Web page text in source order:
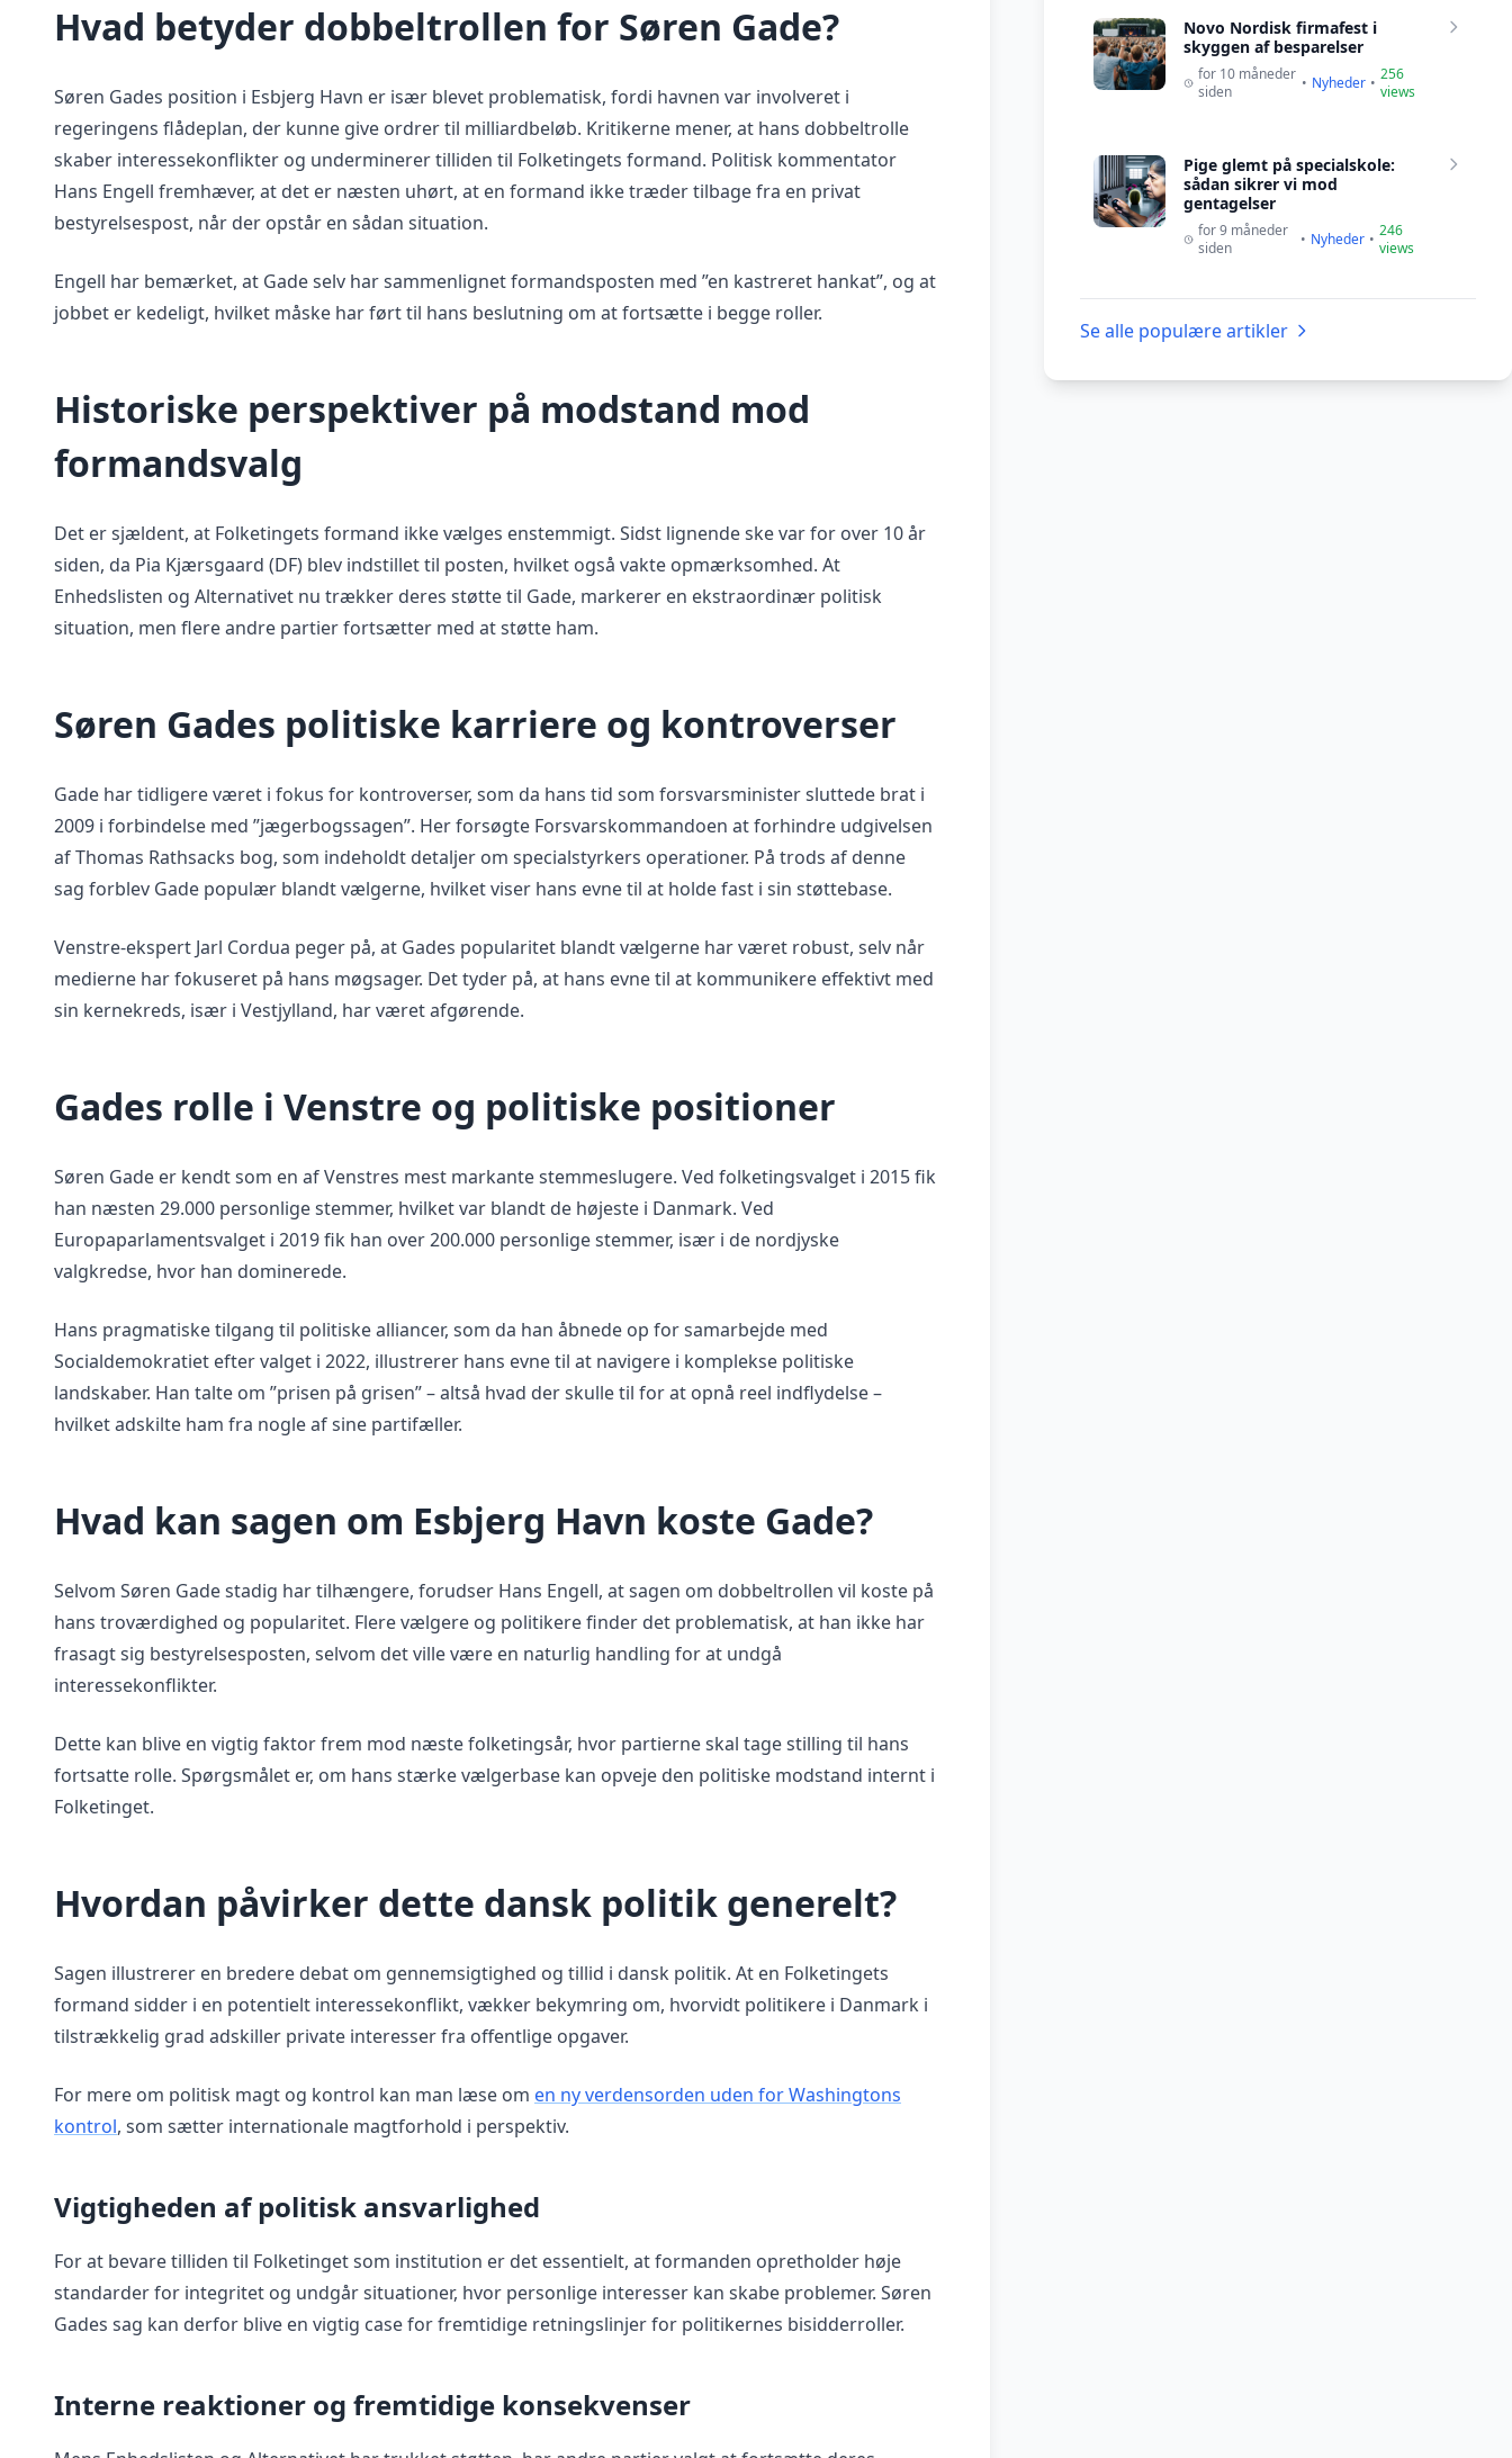
Hvad betyder dobbeltrollen for Søren Gade?
Søren Gades position i Esbjerg Havn er især blevet problematisk, fordi havnen var involveret i
regeringens flådeplan, der kunne give ordrer til milliardbeløb. Kritikerne mener, at hans dobbeltrolle
skaber interessekonflikter og underminerer tilliden til Folketingets formand. Politisk kommentator
Hans Engell fremhæver, at det er næsten uhørt, at en formand ikke træder tilbage fra en privat
bestyrelsespost, når der opstår en sådan situation.
Engell har bemærket, at Gade selv har sammenlignet formandsposten med ”en kastreret hankat”, og at
jobbet er kedeligt, hvilket måske har ført til hans beslutning om at fortsætte i begge roller.
Historiske perspektiver på modstand mod
formandsvalg
Det er sjældent, at Folketingets formand ikke vælges enstemmigt. Sidst lignende ske var for over 10 år
siden, da Pia Kjærsgaard (DF) blev indstillet til posten, hvilket også vakte opmærksomhed. At
Enhedslisten og Alternativet nu trækker deres støtte til Gade, markerer en ekstraordinær politisk
situation, men flere andre partier fortsætter med at støtte ham.
Søren Gades politiske karriere og kontroverser
Gade har tidligere været i fokus for kontroverser, som da hans tid som forsvarsminister sluttede brat i
2009 i forbindelse med ”jægerbogssagen”. Her forsøgte Forsvarskommandoen at forhindre udgivelsen
af Thomas Rathsacks bog, som indeholdt detaljer om specialstyrkers operationer. På trods af denne
sag forblev Gade populær blandt vælgerne, hvilket viser hans evne til at holde fast i sin støttebase.
Venstre-ekspert Jarl Cordua peger på, at Gades popularitet blandt vælgerne har været robust, selv når
medierne har fokuseret på hans møgsager. Det tyder på, at hans evne til at kommunikere effektivt med
sin kernekreds, især i Vestjylland, har været afgørende.
Gades rolle i Venstre og politiske positioner
Søren Gade er kendt som en af Venstres mest markante stemmeslugere. Ved folketingsvalget i 2015 fik
han næsten 29.000 personlige stemmer, hvilket var blandt de højeste i Danmark. Ved
Europaparlamentsvalget i 2019 fik han over 200.000 personlige stemmer, især i de nordjyske
valgkredse, hvor han dominerede.
Hans pragmatiske tilgang til politiske alliancer, som da han åbnede op for samarbejde med
Socialdemokratiet efter valget i 2022, illustrerer hans evne til at navigere i komplekse politiske
landskaber. Han talte om ”prisen på grisen” – altså hvad der skulle til for at opnå reel indflydelse –
hvilket adskilte ham fra nogle af sine partifæller.
Hvad kan sagen om Esbjerg Havn koste Gade?
Selvom Søren Gade stadig har tilhængere, forudser Hans Engell, at sagen om dobbeltrollen vil koste på
hans troværdighed og popularitet. Flere vælgere og politikere finder det problematisk, at han ikke har
frasagt sig bestyrelsesposten, selvom det ville være en naturlig handling for at undgå
interessekonflikter.
Dette kan blive en vigtig faktor frem mod næste folketingsår, hvor partierne skal tage stilling til hans
fortsatte rolle. Spørgsmålet er, om hans stærke vælgerbase kan opveje den politiske modstand internt i
Folketinget.
Hvordan påvirker dette dansk politik generelt?
Sagen illustrerer en bredere debat om gennemsigtighed og tillid i dansk politik. At en Folketingets
formand sidder i en potentielt interessekonflikt, vækker bekymring om, hvorvidt politikere i Danmark i
tilstrækkelig grad adskiller private interesser fra offentlige opgaver.
For mere om politisk magt og kontrol kan man læse om en ny verdensorden uden for Washingtons
kontrol, som sætter internationale magtforhold i perspektiv.
Vigtigheden af politisk ansvarlighed
For at bevare tilliden til Folketinget som institution er det essentielt, at formanden opretholder høje
standarder for integritet og undgår situationer, hvor personlige interesser kan skabe problemer. Søren
Gades sag kan derfor blive en vigtig case for fremtidige retningslinjer for politikernes bisidderroller.
Interne reaktioner og fremtidige konsekvenser
Novo Nordisk firmafest i
skyggen af besparelser
for 10 måneder
siden
• Nyheder • 256
views
Pige glemt på specialskole:
sådan sikrer vi mod
gentagelser
for 9 måneder
siden
• Nyheder • 246
views
Se alle populære artikler